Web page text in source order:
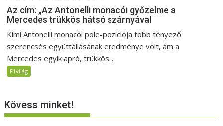
Az cím: „Az Antonelli monacói győzelme a
Mercedes trükkös hátsó szárnyával
Kimi Antonelli monacói pole-pozíciója több tényező
szerencsés együttállásának eredménye volt, ám a
Mercedes egyik apró, trükkös...
F1világ
Kövess minket!